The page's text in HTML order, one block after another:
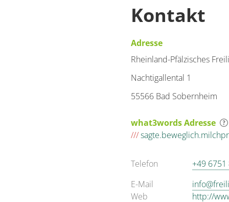
Kontakt
Adresse
Rheinland-Pfälzisches
Nachtigallental 1
55566 Bad Sobernheim
what3words Adresse
///
Telefon
+49
E-Mail
Web
http://